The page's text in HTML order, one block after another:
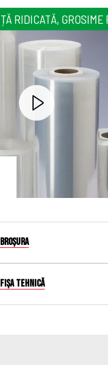
RIDICATĂ, GROSIME
TEHNICĂ